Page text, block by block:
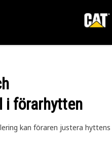
i förarhytten
kan föraren justera hyttens